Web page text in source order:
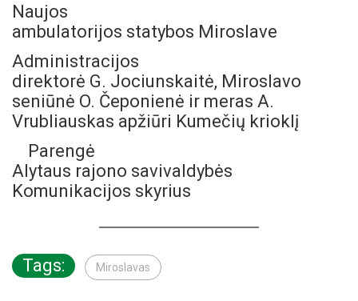
Naujos
ambulatorijos statybos Miroslave
Administracijos
direktorė G. Jociunskaitė, Miroslavo
seniūnė O. Čeponienė ir meras A.
Vrubliauskas apžiūri Kumečių krioklį
Parengė
Alytaus rajono savivaldybės
Komunikacijos skyrius
Tags: Miroslavas